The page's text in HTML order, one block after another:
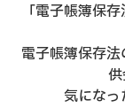
「電子帳簿保
電子帳簿保存
気になっ